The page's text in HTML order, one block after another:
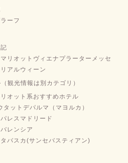
ーフ
リオットヴィエナプラーターメッセ
アルウィーン
観光情報は別カテゴリ）
オット系おすすめホテル
タットデパルマ（マヨルカ）
レスマドリード
レンシア
バスカ(サンセバスティアン)